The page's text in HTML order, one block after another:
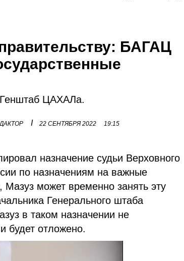
БАГАЦ
Генштаб ЦАХАЛа.
I 22 СЕНТЯБРЯ 2022 19:15
назначение судьи Верховного
по назначениям на важные
Мазуз может временно занять эту
Генерального штаба
в таком назначении не
будет отложено.